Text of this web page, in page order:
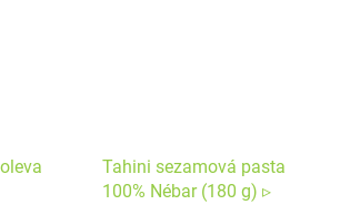
Tahini sezamová pasta
100% Nébar (180 g) ▹